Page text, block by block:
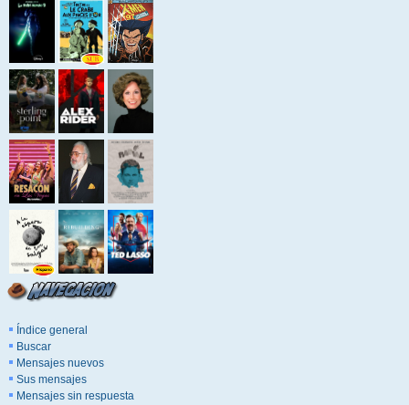
Índice general
Buscar
Mensajes nuevos
Sus mensajes
Mensajes sin respuesta